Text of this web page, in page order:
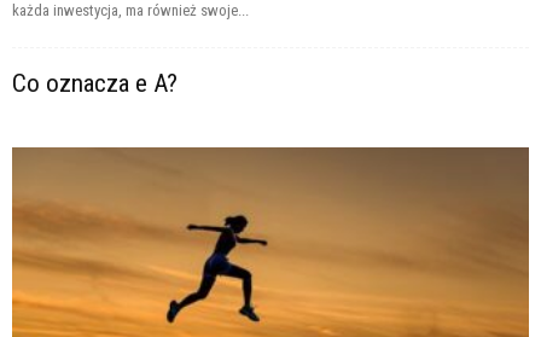
każda inwestycja, ma również swoje...
Co oznacza e A?